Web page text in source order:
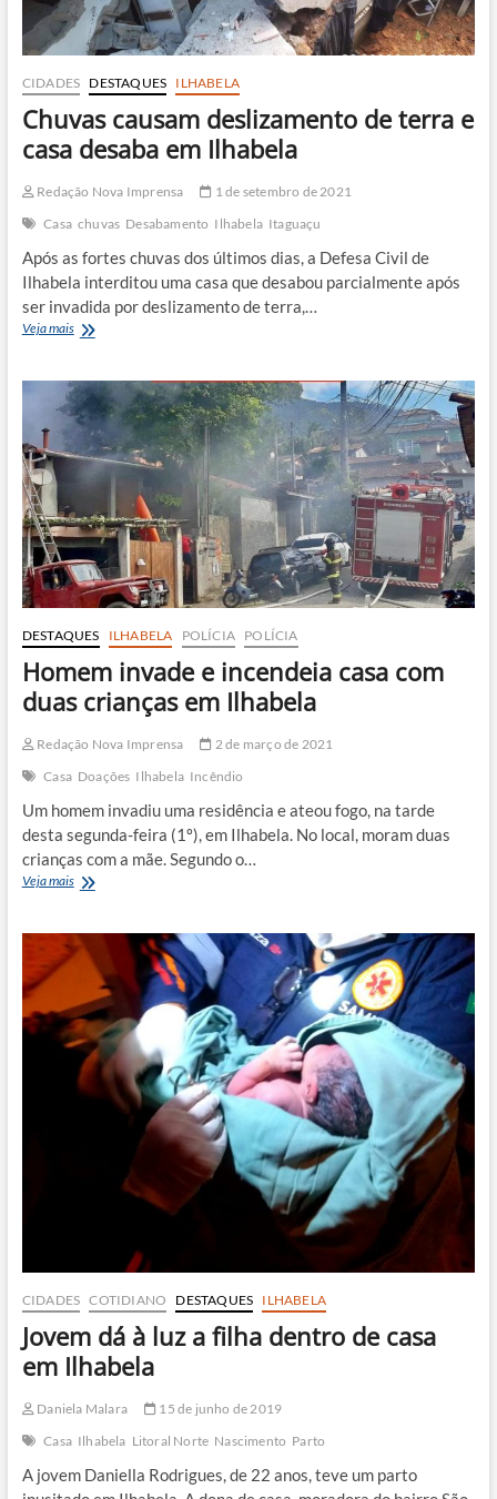
CIDADES DESTAQUES ILHABELA
Chuvas causam deslizamento de terra e
casa desaba em Ilhabela
Redação Nova Imprensa
1 de setembro de 2021
Casa chuvas Desabamento Ilhabela Itaguaçu
Após as fortes chuvas dos últimos dias, a Defesa Civil de
Ilhabela interditou uma casa que desabou parcialmente após
ser invadida por deslizamento de terra,…
Veja maisChuvas
de
terra
e
casa
desaba
em
DESTAQUES ILHABELA POLÍCIA POLÍCIA
Homem invade e incendeia casa com
duas crianças em Ilhabela
Redação Nova Imprensa
2 de março de 2021
Casa Doações Ilhabela Incêndio
Um homem invadiu uma residência e ateou fogo, na tarde
desta segunda-feira (1º), em Ilhabela. No local, moram duas
crianças com a mãe. Segundo o…
Veja maisHomem
incendeia
casa
duas
crianças
em
Ilhabela
CIDADES COTIDIANO DESTAQUES ILHABELA
Jovem dá à luz a filha dentro de casa
em Ilhabela
Daniela Malara
15 de junho de 2019
Casa Ilhabela Litoral Norte Nascimento Parto
A jovem Daniella Rodrigues, de 22 anos, teve um parto